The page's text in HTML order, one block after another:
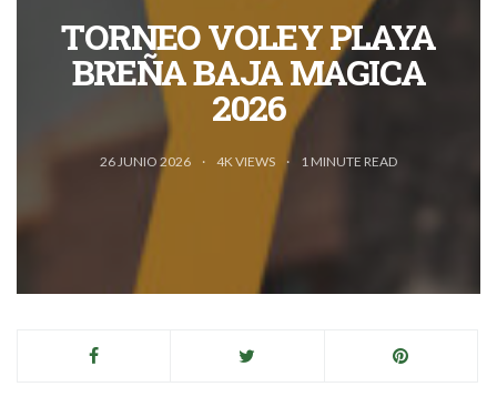
TORNEO VOLEY PLAYA
BREÑA BAJA MAGICA
2026
26 JUNIO 2026 4K VIEWS 1MINUTE READ